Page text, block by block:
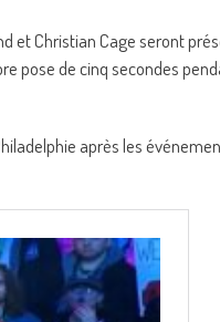
et Christian Cage seront
pose de cinq secondes
après les